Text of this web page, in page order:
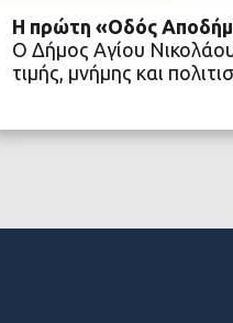
Η πρώτη «Οδός
Ο Δήμος Αγίου
τιμής, μνήμης και